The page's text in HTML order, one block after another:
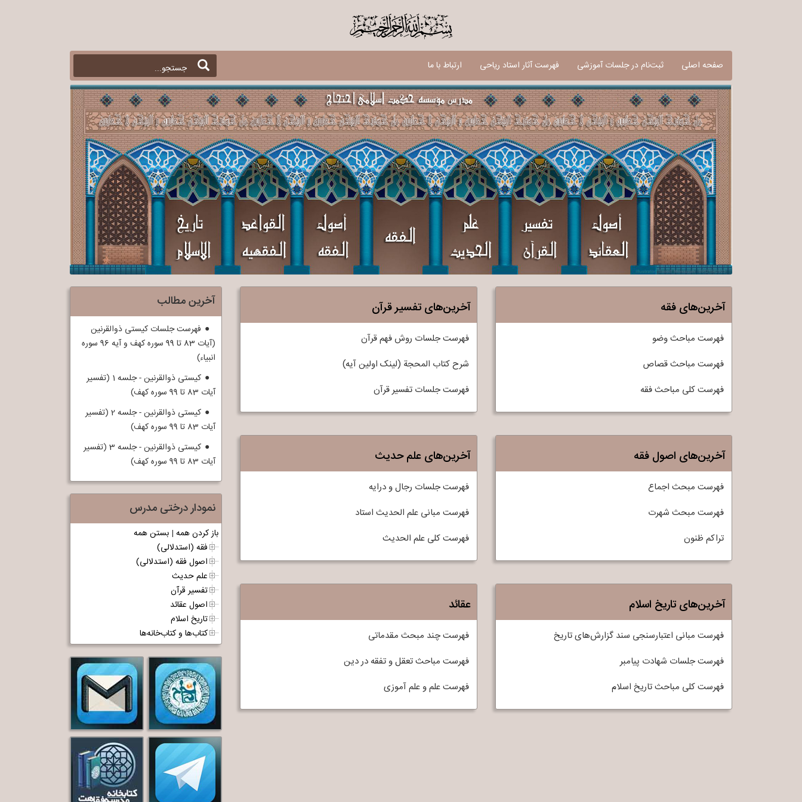
$
صفحه اصلی ثبت‌نام در جلسات آموزشی فهرست آثار استاد ریاحی ارتباط با ما
آخرین‌های فقه
فهرست مباحث وضو
فهرست مباحث قصاص
فهرست کلی مباحث فقه
آخرین‌های اصول فقه
فهرست مبحث اجماع
فهرست مبحث شهرت
تراکم ظنون
آخرین‌های تاریخ اسلام
فهرست مبانی اعتبارسنجی سند گزارش‌های تاریخ
فهرست جلسات شهادت پیامبر
فهرست کلی مباحث تاريخ اسلام
آخرین‌های تفسیر قرآن
فهرست جلسات روش فهم قرآن
شرح کتاب المحجة (لینک اولین آیه)
فهرست جلسات تفسير قرآن
آخرین‌های علم حدیث
فهرست جلسات رجال و درایه
فهرست مبانی علم الحدیث استاد
فهرست کلی علم الحديث
عقائد
فهرست چند مبحث مقدماتی
فهرست مباحث تعقل و تفقه در دين
فهرست علم و علم آموزی
آخرین مطالب
فهرست جلسات کیستی ذوالقرنین
(آیات 83 تا 99 سوره کهف و آیه 96 سوره
انبیاء)
کیستی ذوالقرنین - جلسه 1 (تفسیر
آیات 83 تا 99 سوره کهف)
کیستی ذوالقرنین - جلسه 2 (تفسیر
آیات 83 تا 99 سوره کهف)
کیستی ذوالقرنین - جلسه 3 (تفسیر
آیات 83 تا 99 سوره کهف)
نمودار درختی مدرس
باز کردن همه | بستن همه
فقه (استدلالی)
اصول فقه (استدلالی)
علم حدیث
تفسیر قرآن
اصول عقائد
تاریخ اسلام
کتاب‌ها و کتاب‌خانه‌ها